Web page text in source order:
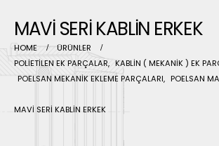
MAVİ SERİ KABLİN ERKEK
HOME
ÜRÜNLER
POLİETİLEN EK PARÇALAR, KABLİN ( MEKANİK ) EK
POELSAN MEKANİK EKLEME PARÇALARI, POELSAN
MAVİ SERİ KABLİN ERKEK